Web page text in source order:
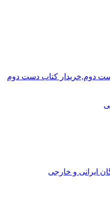
دوم,خریدار کتاب دست دوم
ایرانی و خارجی